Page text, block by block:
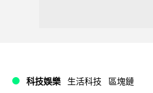
科技娛樂 生活科技 區塊鏈